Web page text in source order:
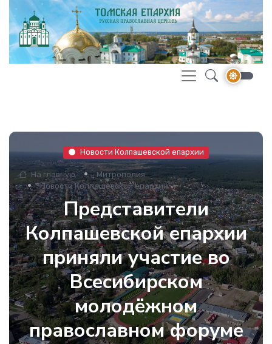
Новости Колпашевской епархии
На главную
Митрополия
Новости Колпашевской епархии
Представители
Колпашевской епархии
приняли участие во
Всесибирском
молодёжном
православном форуме